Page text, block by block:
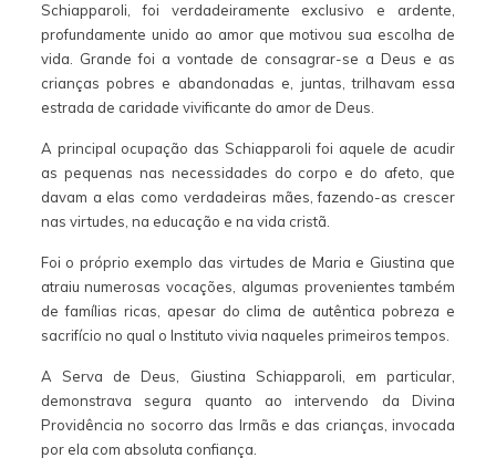
Schiapparoli, foi verdadeiramente exclusivo e ardente,
profundamente unido ao amor que motivou sua escolha de
vida. Grande foi a vontade de consagrar-se a Deus e as
crianças pobres e abandonadas e, juntas, trilhavam essa
estrada de caridade vivificante do amor de Deus.
A principal ocupação das Schiapparoli foi aquele de acudir
as pequenas nas necessidades do corpo e do afeto, que
davam a elas como verdadeiras mães, fazendo-as crescer
nas virtudes, na educação e na vida cristã.
Foi o próprio exemplo das virtudes de Maria e Giustina que
atraiu numerosas vocações, algumas provenientes também
de famílias ricas, apesar do clima de autêntica pobreza e
sacrifício no qual o Instituto vivia naqueles primeiros tempos.
A Serva de Deus, Giustina Schiapparoli, em particular,
demonstrava segura quanto ao intervendo da Divina
Providência no socorro das Irmãs e das crianças, invocada
por ela com absoluta confiança.